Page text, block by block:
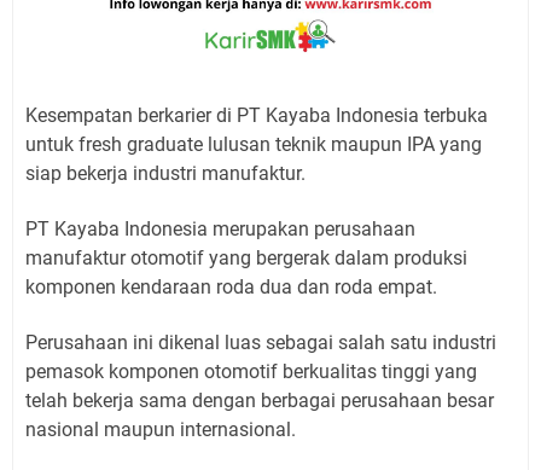
Kesempatan berkarier di PT Kayaba Indonesia terbuka
untuk fresh graduate lulusan teknik maupun IPA yang
siap bekerja industri manufaktur.
PT Kayaba Indonesia merupakan perusahaan
manufaktur otomotif yang bergerak dalam produksi
komponen kendaraan roda dua dan roda empat.
Perusahaan ini dikenal luas sebagai salah satu industri
pemasok komponen otomotif berkualitas tinggi yang
telah bekerja sama dengan berbagai perusahaan besar
nasional maupun internasional.